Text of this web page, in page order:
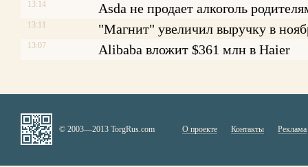
13:14 Asda не продает алкоголь
13:11 "Магнит" увеличил выручку в
13:07 Alibaba вложит $361 млн в Haier
© 2003—2013 TorgRus.com О проекте Контакты Реклама